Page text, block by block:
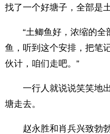
找了一个好塘子，全部是
“土鲫鱼好，浓缩的全
鱼，听到这个安排，把笔
伙计，咱们走吧。”
一行人就说说笑笑地出
塘走去。
赵永胜和肖兵兴致勃勃